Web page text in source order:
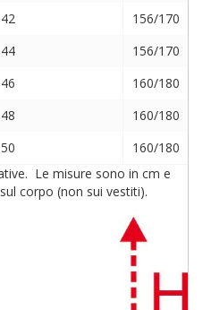
42
156/170
44
156/170
46
160/180
48
160/180
50
160/180
Le misure sono in cm e
corpo (non sui vestiti).